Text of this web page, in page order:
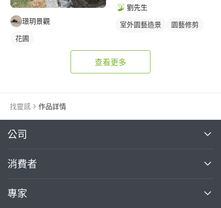
璟玥景觀
花圃
劉先生
室外園藝造景
園藝修剪
查看更多
找靈感 作品詳情
公司
關於我們
部落格
消費者
買服務
專家
繼續完成